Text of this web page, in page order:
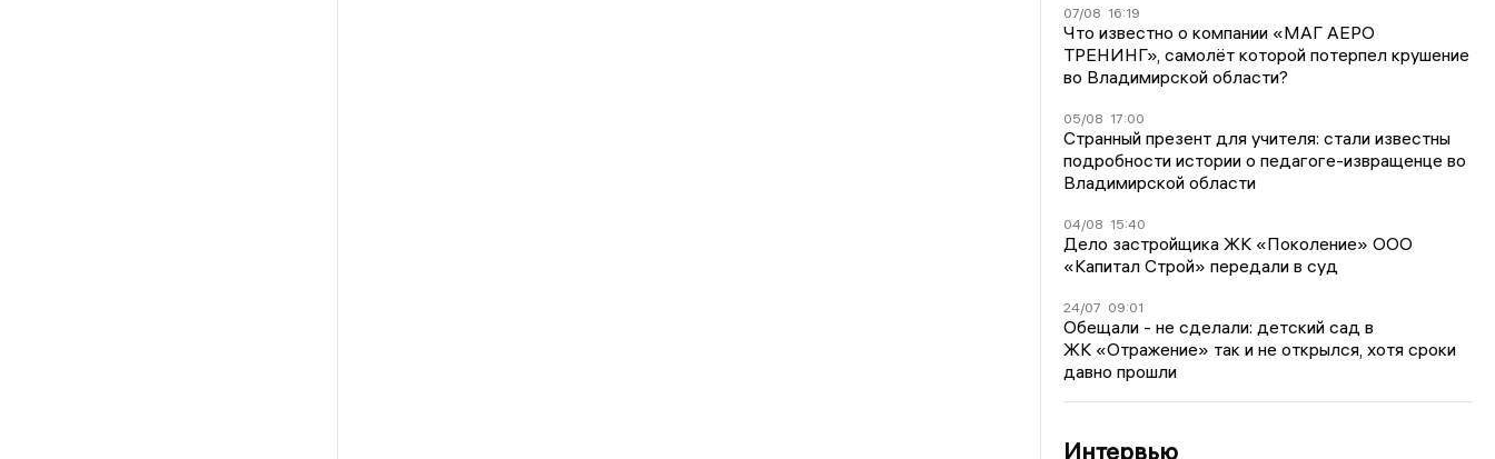
07/08 16:19
Что известно о компании «МАГ АЕРО
ТРЕНИНГ», самолёт которой потерпел крушение
во Владимирской области?
05/08 17:00
Странный презент для учителя: стали известны
подробности истории о педагоге-извращенце во
Владимирской области
04/08 15:40
Дело застройщика ЖК «Поколение» ООО
«Капитал Строй» передали в суд
24/07 09:01
Обещали - не сделали: детский сад в
ЖК «Отражение» так и не открылся, хотя сроки
давно прошли
Интервью